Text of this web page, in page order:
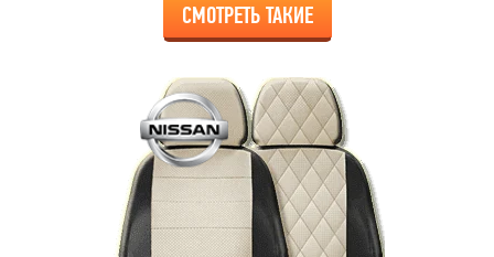
СМОТРЕТЬ ТАКИЕ